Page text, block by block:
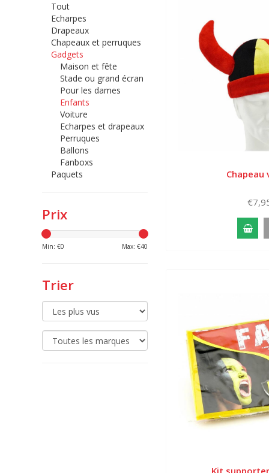
Tout
Echarpes
Drapeaux
Chapeaux et perruques
Gadgets
Maison et fête
Stade ou grand écran
Pour les dames
Enfants
Voiture
Echarpes et drapeaux
Perruques
Ballons
Fanboxs
Paquets
Prix
Min: €0 Max: €40
Trier
Chapeau